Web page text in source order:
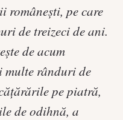
pe care
de treizeci de ani.
de acum
multe rânduri de
pe piatră,
de odihnă, a